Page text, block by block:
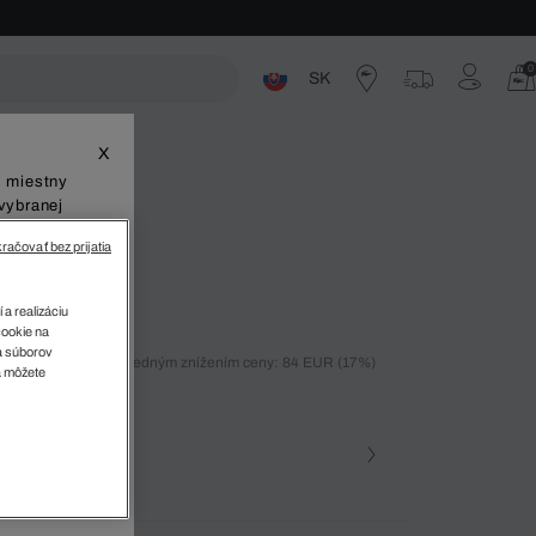
SK
0
30 dní pred posledným znížením ceny: 84 EUR (17%)
X
miestny
a realizáciu
na
súborov
môžete
bez prijatia